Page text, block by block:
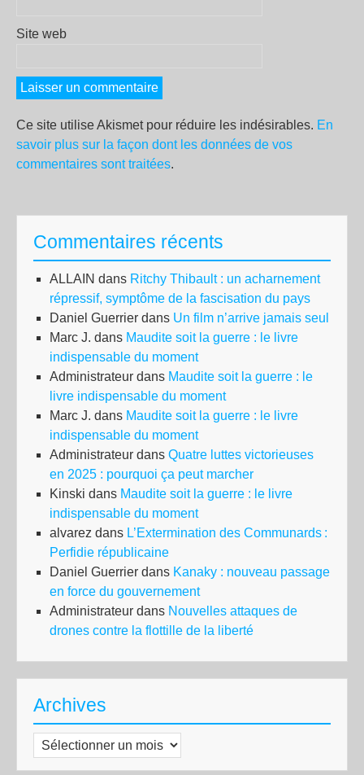
Site web
Ce site utilise Akismet pour réduire les indésirables. En
savoir plus sur la façon dont les données de vos
commentaires sont traitées.
Commentaires récents
ALLAIN dans Ritchy Thibault : un acharnement
répressif, symptôme de la fascisation du pays
Daniel Guerrier dans Un film n’arrive jamais seul
Marc J. dans Maudite soit la guerre : le livre
indispensable du moment
Administrateur dans Maudite soit la guerre : le
livre indispensable du moment
Marc J. dans Maudite soit la guerre : le livre
indispensable du moment
Administrateur dans Quatre luttes victorieuses
en 2025 : pourquoi ça peut marcher
Kinski dans Maudite soit la guerre : le livre
indispensable du moment
alvarez dans L’Extermination des Communards :
Perfidie républicaine
Daniel Guerrier dans Kanaky : nouveau passage
en force du gouvernement
Administrateur dans Nouvelles attaques de
drones contre la flottille de la liberté
Archives
Archives